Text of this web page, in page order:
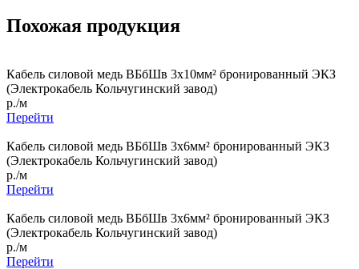
Похожая продукция
Кабель силовой медь ВБбШв 3x10мм² бронированный ЭКЗ
(Электрокабель Кольчугинский завод)
р./м
Перейти
Кабель силовой медь ВБбШв 3x6мм² бронированный ЭКЗ
(Электрокабель Кольчугинский завод)
р./м
Перейти
Кабель силовой медь ВБбШв 3x6мм² бронированный ЭКЗ
(Электрокабель Кольчугинский завод)
р./м
Перейти